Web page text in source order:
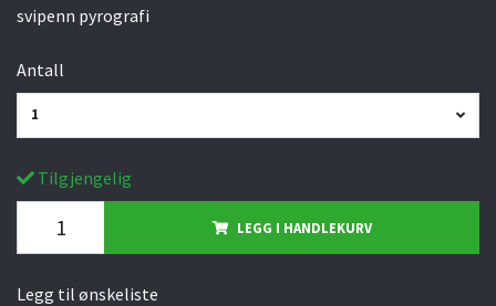
svipenn pyrografi
Antall
1
Tilgjengelig
LEGG I HANDLEKURV
Legg til ønskeliste